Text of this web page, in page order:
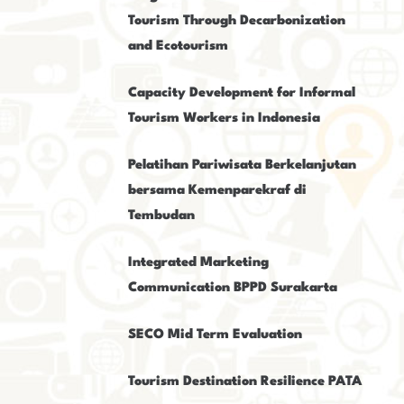
Tourism Through Decarbonization
and Ecotourism
Capacity Development for Informal
Tourism Workers in Indonesia
Pelatihan Pariwisata Berkelanjutan
bersama Kemenparekraf di
Tembudan
Integrated Marketing
Communication BPPD Surakarta
SECO Mid Term Evaluation
Tourism Destination Resilience PATA